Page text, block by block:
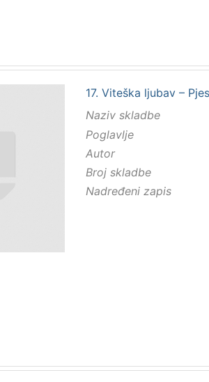
17. Viteška ljubav –
Naziv skladbe
Poglavlje
Autor
Broj skladbe
Nadređeni zapis